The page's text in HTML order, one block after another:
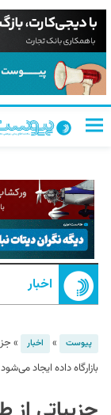
اخبار
پیوست » اخبار »
بازارگاه داده ایجاد می‌شود